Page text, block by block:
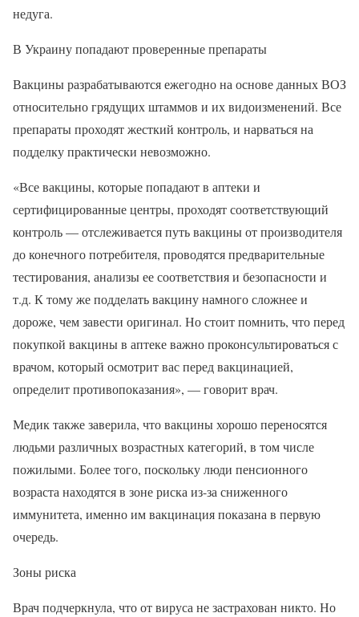
недуга.
В Украину попадают проверенные препараты
Вакцины разрабатываются ежегодно на основе данных ВОЗ
относительно грядущих штаммов и их видоизменений. Все
препараты проходят жесткий контроль, и нарваться на
подделку практически невозможно.
«Все вакцины, которые попадают в аптеки и
сертифицированные центры, проходят соответствующий
контроль — отслеживается путь вакцины от производителя
до конечного потребителя, проводятся предварительные
тестирования, анализы ее соответствия и безопасности и
т.д. К тому же подделать вакцину намного сложнее и
дороже, чем завести оригинал. Но стоит помнить, что перед
покупкой вакцины в аптеке важно проконсультироваться с
врачом, который осмотрит вас перед вакцинацией,
определит противопоказания», — говорит врач.
Медик также заверила, что вакцины хорошо переносятся
людьми различных возрастных категорий, в том числе
пожилыми. Более того, поскольку люди пенсионного
возраста находятся в зоне риска из-за сниженного
иммунитета, именно им вакцинация показана в первую
очередь.
Зоны риска
Врач подчеркнула, что от вируса не застрахован никто. Но